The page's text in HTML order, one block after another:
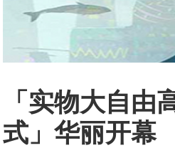
「实物大自由
式」华丽开幕